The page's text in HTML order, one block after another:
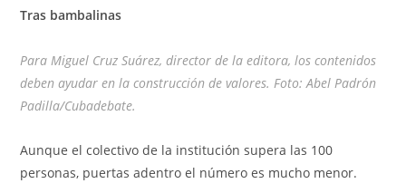
Tras bambalinas
Para Miguel Cruz Suárez, director de la editora, los contenidos
deben ayudar en la construcción de valores. Foto: Abel Padrón
Padilla/Cubadebate.
Aunque el colectivo de la institución supera las 100
personas, puertas adentro el número es mucho menor.